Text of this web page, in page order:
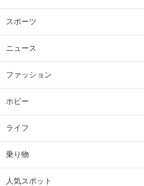
スポーツ
ニュース
ファッション
ホビー
ライフ
乗り物
人気スポット